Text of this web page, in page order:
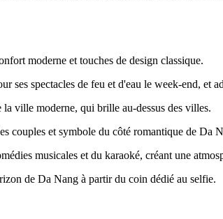
moderne et touches de design classique.
ses spectacles de feu et d'eau le week-end, et
ville moderne, qui brille au-dessus des villes.
couples et symbole du côté romantique de Da
musicales et du karaoké, créant une
de Da Nang à partir du coin dédié au selfie.